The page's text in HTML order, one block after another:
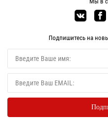
Подпишитесь на